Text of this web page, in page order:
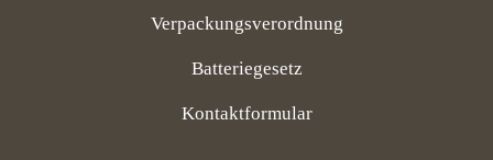
Verpackungsverordnung
Batteriegesetz
Kontaktformular